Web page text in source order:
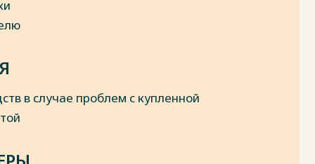
в случае проблем с купленной